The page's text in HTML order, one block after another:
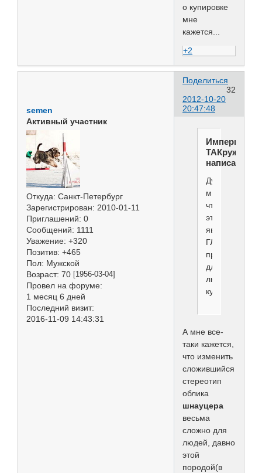
о купировке
мне
кажется...
+2
Поделиться
32
2012-10-20
20:47:48
semen
Активный участник
Откуда: Санкт-Петербург
Зарегистрирован: 2010-01-11
Приглашений: 0
Сообщений: 1111
Уважение: +320
Позитив: +465
Пол: Мужской
Возраст: 70 [1956-03-04]
Провел на форуме:
1 месяц 6 дней
Последний визит:
2016-11-09 14:43:31
Империя
ТАКруж
написал(а):
Думается
мне,
что
это
является
ГЛАВНОЙ
причиной
для
любителей
купировки.
А мне все-
таки кажется,
что изменить
сложившийся
стереотип
облика
шнауцера
весьма
сложно для
людей, давно
этой
породой(в